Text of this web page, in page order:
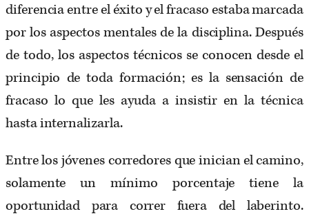
diferencia entre el éxito y el fracaso estaba marcada
por los aspectos mentales de la disciplina. Después
de todo, los aspectos técnicos se conocen desde el
principio de toda formación; es la sensación de
fracaso lo que les ayuda a insistir en la técnica
hasta internalizarla.
Entre los jóvenes corredores que inician el camino,
solamente un mínimo porcentaje tiene la
oportunidad para correr fuera del laberinto.